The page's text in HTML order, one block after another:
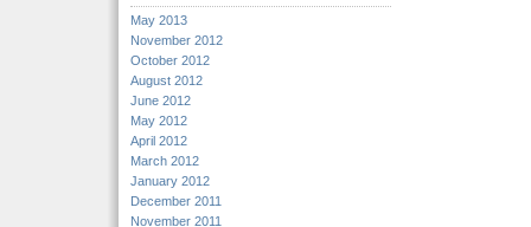
May 2013
November 2012
October 2012
August 2012
June 2012
May 2012
April 2012
March 2012
January 2012
December 2011
November 2011